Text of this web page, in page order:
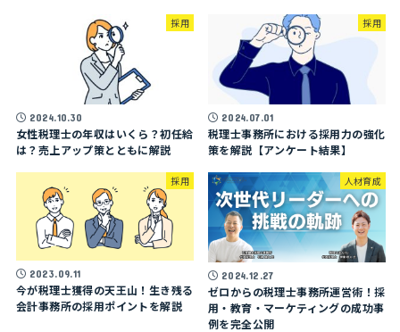
採用
2024.10.30
女性税理士の年収はいくら？初任給
は？売上アップ策とともに解説
採用
2024.07.01
税理士事務所における採用力の強化
策を解説【アンケート結果】
採用
2023.09.11
今が税理士獲得の天王山！生き残る
会計事務所の採用ポイントを解説
人材育成
2024.12.27
ゼロからの税理士事務所運営術！採
用・教育・マーケティングの成功事
例を完全公開